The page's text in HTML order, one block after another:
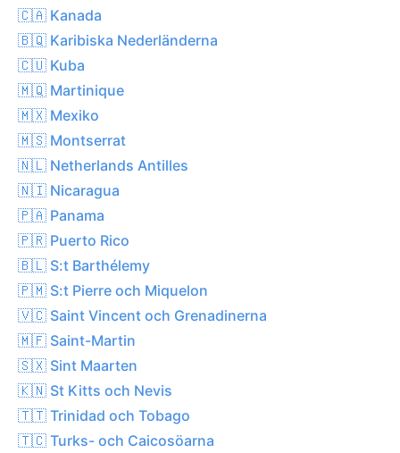
🇨🇦 Kanada
🇧🇶 Karibiska Nederländerna
🇨🇺 Kuba
🇲🇶 Martinique
🇲🇽 Mexiko
🇲🇸 Montserrat
🇳🇱 Netherlands Antilles
🇳🇮 Nicaragua
🇵🇦 Panama
🇵🇷 Puerto Rico
🇧🇱 S:t Barthélemy
🇵🇲 S:t Pierre och Miquelon
🇻🇨 Saint Vincent och Grenadinerna
🇲🇫 Saint-Martin
🇸🇽 Sint Maarten
🇰🇳 St Kitts och Nevis
🇹🇹 Trinidad och Tobago
🇹🇨 Turks- och Caicosöarna